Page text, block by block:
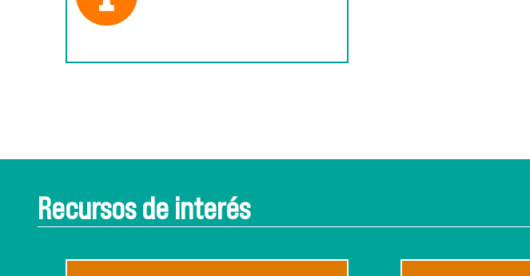
Recursos de interés